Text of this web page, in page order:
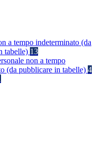
a tempo indeterminato (da
tabelle) 13
non a tempo
(da pubblicare in tabelle) 4